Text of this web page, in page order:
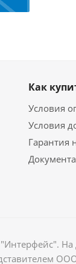
Как
Условия
Условия
Гарантия
На